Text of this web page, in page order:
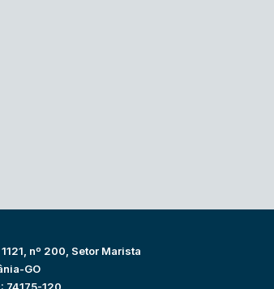
1121, nº 200, Setor Marista
GO